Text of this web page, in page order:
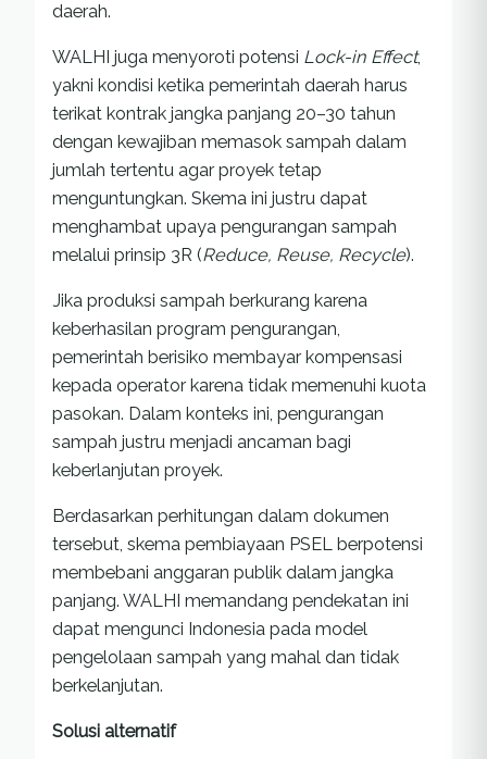
daerah.
WALHI juga menyoroti potensi Lock-in Effect,
yakni kondisi ketika pemerintah daerah harus
terikat kontrak jangka panjang 20–30 tahun
dengan kewajiban memasok sampah dalam
jumlah tertentu agar proyek tetap
menguntungkan. Skema ini justru dapat
menghambat upaya pengurangan sampah
melalui prinsip 3R (Reduce, Reuse, Recycle).
Jika produksi sampah berkurang karena
keberhasilan program pengurangan,
pemerintah berisiko membayar kompensasi
kepada operator karena tidak memenuhi kuota
pasokan. Dalam konteks ini, pengurangan
sampah justru menjadi ancaman bagi
keberlanjutan proyek.
Berdasarkan perhitungan dalam dokumen
tersebut, skema pembiayaan PSEL berpotensi
membebani anggaran publik dalam jangka
panjang. WALHI memandang pendekatan ini
dapat mengunci Indonesia pada model
pengelolaan sampah yang mahal dan tidak
berkelanjutan.
Solusi alternatif